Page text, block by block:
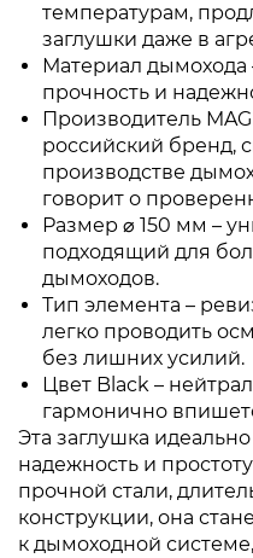
температурам,
заглушки даже в
Материал дымохода
прочность и
Производитель
российский бренд,
производстве
говорит о
Размер ⌀ 150 мм –
подходящий для
дымоходов.
Тип элемента –
легко проводить
без лишних усилий.
Цвет Black –
гармонично
Эта заглушка
надежность и
прочной стали,
конструкции, она
к дымоходной